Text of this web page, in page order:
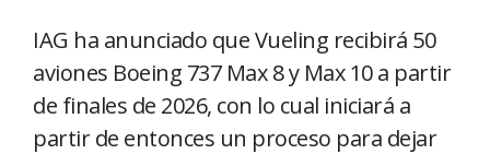
IAG ha anunciado que Vueling recibirá 50
aviones Boeing 737 Max 8 y Max 10 a partir
de finales de 2026, con lo cual iniciará a
partir de entonces un proceso para dejar